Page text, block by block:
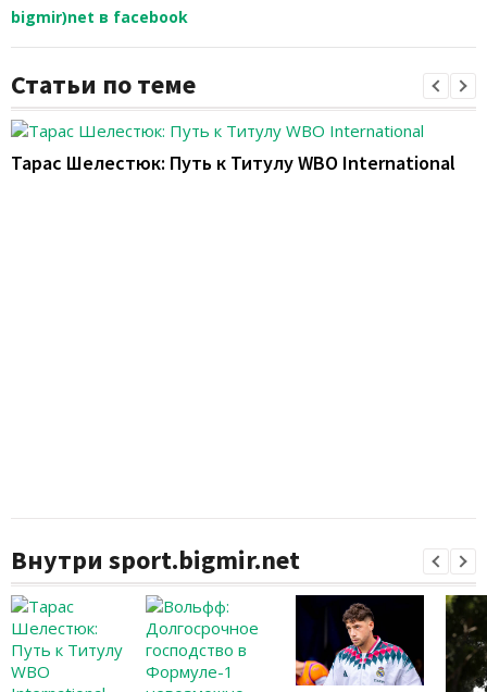
bigmir)net в facebook
Статьи по теме
Тарас Шелестюк: Путь к Титулу WBO International
Внутри sport.bigmir.net